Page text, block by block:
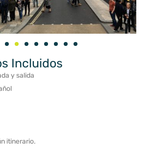
Incluidos
y salida
itinerario.